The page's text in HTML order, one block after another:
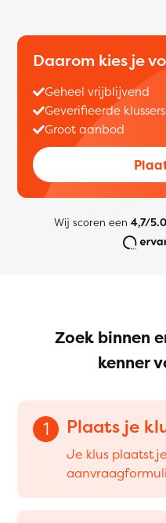
Daarom kies je
Geheel vrijblijvend
Geverifieerde klussers
Groot aanbod
Wij scoren een 4,7/5.0
Zoek binnen
kenner
1 Plaats je
Je klus plaatst